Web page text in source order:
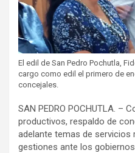
El edil de San Pedro Pochutla,
cargo como edil el primero de
concejales.
SAN PEDRO POCHUTLA. –
productivos, respaldo de
adelante temas de servicios
gestiones ante los